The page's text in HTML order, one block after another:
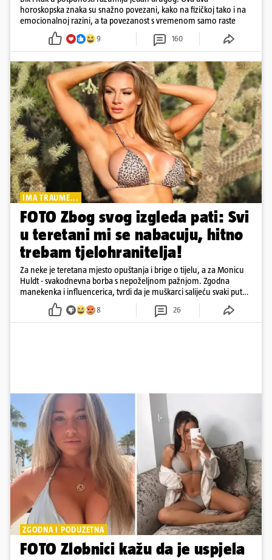
horoskopska znaka su snažno povezani, kako na fizičkoj tako i na
emocionalnoj razini, a ta povezanost s vremenom samo raste
9 160
IMA TRAUME...
FOTO Zbog svog izgleda pati: Svi
u teretani mi se nabacuju, hitno
trebam tjelohranitelja!
Za neke je teretana mjesto opuštanja i brige o tijelu, a za Monicu
Huldt - svakodnevna borba s nepoželjnom pažnjom. Zgodna
manekenka i influencerica, tvrdi da je muškarci salijeću svaki put
kad dođe na trening
8 26
ZGODNA I PODUZETNA
FOTO Zlobnici kažu da je uspjela